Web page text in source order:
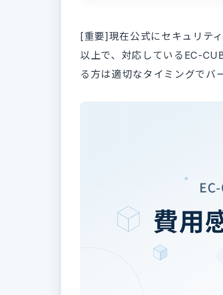
[重要]現在公式にセキュリテ
以上で、対応しているEC-
る方は適切なタイミングでバ